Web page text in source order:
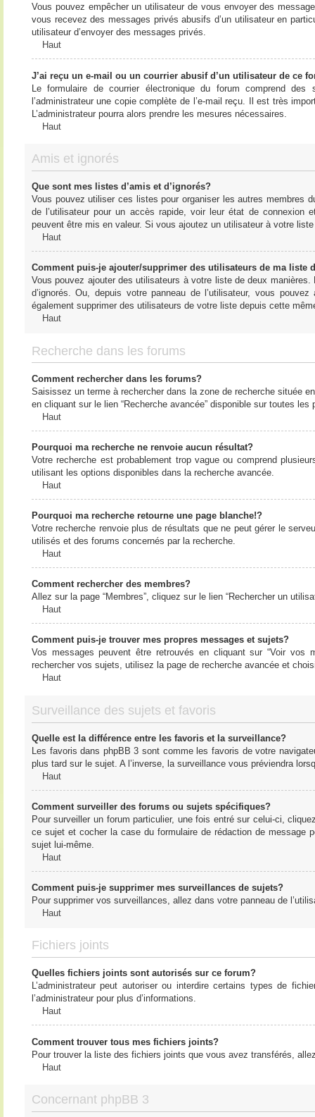
Vous pouvez empêcher un utilisateur de vous envoyer des
vous recevez des messages privés abusifs d’un utilisateur en
utilisateur d’envoyer des messages privés.
Haut
J’ai reçu un e-mail ou un courrier abusif d’un utilisateur de ce
Le formulaire de courrier électronique du forum comprend
l’administrateur une copie complète de l’e-mail reçu. Il est très
L’administrateur pourra alors prendre les mesures nécessaires.
Haut
Amis et ignorés
Que sont mes listes d’amis et d’ignorés?
Vous pouvez utiliser ces listes pour organiser les autres membres
de l’utilisateur pour un accès rapide, voir leur état de connexion
peuvent être mis en valeur. Si vous ajoutez un utilisateur à votre
Haut
Comment puis-je ajouter/supprimer des utilisateurs de ma liste
Vous pouvez ajouter des utilisateurs à votre liste de deux
d’ignorés. Ou, depuis votre panneau de l’utilisateur, vous
également supprimer des utilisateurs de votre liste depuis cette
Haut
Recherche dans les forums
Comment rechercher dans les forums?
Saisissez un terme à rechercher dans la zone de recherche située
en cliquant sur le lien “Recherche avancée” disponible sur toutes
Haut
Pourquoi ma recherche ne renvoie aucun résultat?
Votre recherche est probablement trop vague ou comprend
utilisant les options disponibles dans la recherche avancée.
Haut
Pourquoi ma recherche retourne une page blanche!?
Votre recherche renvoie plus de résultats que ne peut gérer le
utilisés et des forums concernés par la recherche.
Haut
Comment rechercher des membres?
Allez sur la page “Membres”, cliquez sur le lien “Rechercher un
Haut
Comment puis-je trouver mes propres messages et sujets?
Vos messages peuvent être retrouvés en cliquant sur “Voir vos
rechercher vos sujets, utilisez la page de recherche avancée et
Haut
Surveillance des sujets et favoris
Quelle est la différence entre les favoris et la surveillance?
Les favoris dans phpBB 3 sont comme les favoris de votre
plus tard sur le sujet. A l’inverse, la surveillance vous préviendra
Haut
Comment surveiller des forums ou sujets spécifiques?
Pour surveiller un forum particulier, une fois entré sur celui-ci,
ce sujet et cocher la case du formulaire de rédaction de message
sujet lui-même.
Haut
Comment puis-je supprimer mes surveillances de sujets?
Pour supprimer vos surveillances, allez dans votre panneau de
Haut
Fichiers joints
Quelles fichiers joints sont autorisés sur ce forum?
L’administrateur peut autoriser ou interdire certains types de
l’administrateur pour plus d’informations.
Haut
Comment trouver tous mes fichiers joints?
Pour trouver la liste des fichiers joints que vous avez transférés,
Haut
Concernant phpBB 3